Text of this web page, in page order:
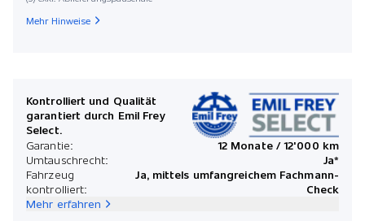
Mehr Hinweise
Kontrolliert und Qualität
garantiert durch Emil Frey
Select.
Garantie:
12 Monate / 12'000 km
Umtauschrecht:
Ja*
Fahrzeug
kontrolliert:
Ja, mittels umfangreichem Fachmann-
Check
Mehr erfahren